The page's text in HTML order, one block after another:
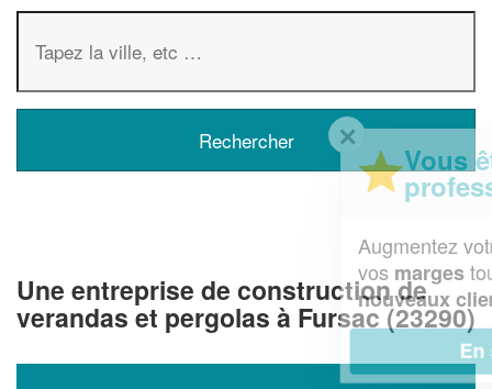
Une entreprise de construction de
verandas et pergolas à Fursac (23290)
Vous êtes un
professionnel ?
chiffre d'affaireset
tout en gagnant de
nouveaux clients!